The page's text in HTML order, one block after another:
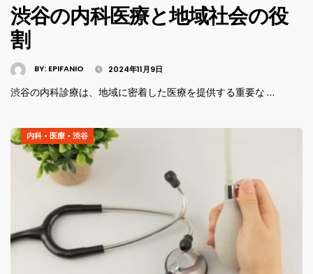
渋谷の内科医療と地域社会の役
割
BY: EPIFANIO 2024年11月9日
渋谷の内科診療は、地域に密着した医療を提供する重要な …
内科 • 医療 • 渋谷